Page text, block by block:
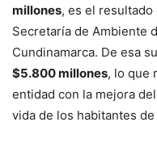
millones, es el resultado
Secretaría de Ambiente
Cundinamarca. De esa
$5.800 millones, lo que
entidad con la mejora
vida de los habitantes